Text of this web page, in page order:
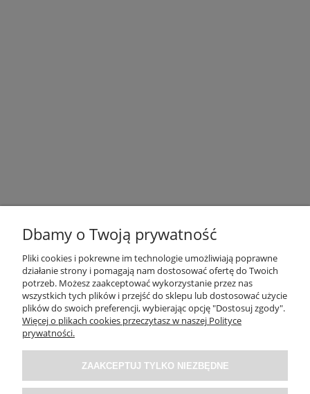
OBSŁUGA KLIENTA
O NAS / INFORMACJE
MOJE KONTO
Dbamy o Twoją prywatność
Pliki cookies i pokrewne im technologie umożliwiają poprawne
działanie strony i pomagają nam dostosować ofertę do Twoich
potrzeb. Możesz zaakceptować wykorzystanie przez nas
wszystkich tych plików i przejść do sklepu lub dostosować użycie
plików do swoich preferencji, wybierając opcję "Dostosuj zgody".
Więcej o plikach cookies przeczytasz w naszej Polityce
prywatności.
ZAAKCEPTUJ TYLKO NIEZBĘDNE